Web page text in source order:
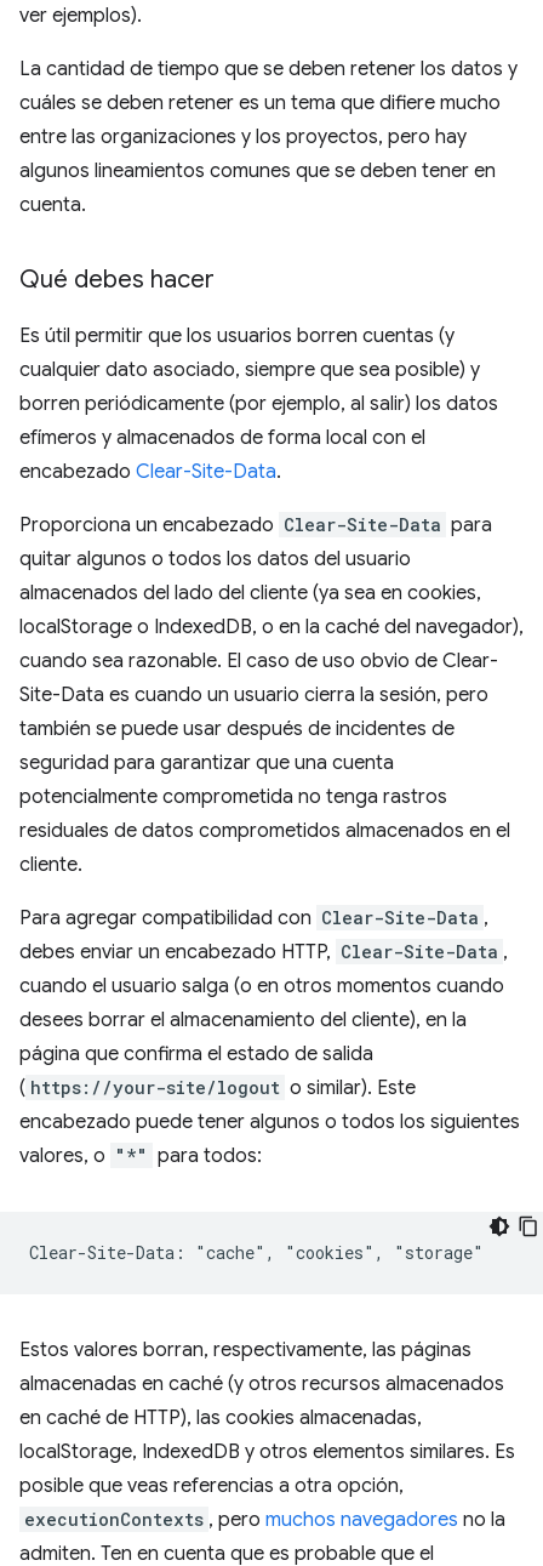
ver ejemplos).
La cantidad de tiempo que se deben retener los datos y
cuáles se deben retener es un tema que difiere mucho
entre las organizaciones y los proyectos, pero hay
algunos lineamientos comunes que se deben tener en
cuenta.
Qué debes hacer
Es útil permitir que los usuarios borren cuentas (y
cualquier dato asociado, siempre que sea posible) y
borren periódicamente (por ejemplo, al salir) los datos
efímeros y almacenados de forma local con el
encabezado Clear-Site-Data.
Proporciona un encabezado Clear-Site-Data para
quitar algunos o todos los datos del usuario
almacenados del lado del cliente (ya sea en cookies,
localStorage o IndexedDB, o en la caché del navegador),
cuando sea razonable. El caso de uso obvio de Clear-
Site-Data es cuando un usuario cierra la sesión, pero
también se puede usar después de incidentes de
seguridad para garantizar que una cuenta
potencialmente comprometida no tenga rastros
residuales de datos comprometidos almacenados en el
cliente.
Para agregar compatibilidad con Clear-Site-Data ,
debes enviar un encabezado HTTP, Clear-Site-Data ,
cuando el usuario salga (o en otros momentos cuando
desees borrar el almacenamiento del cliente), en la
página que confirma el estado de salida
( https://your-site/logout o similar). Este
encabezado puede tener algunos o todos los siguientes
valores, o "*" para todos:
Estos valores borran, respectivamente, las páginas
almacenadas en caché (y otros recursos almacenados
en caché de HTTP), las cookies almacenadas,
localStorage, IndexedDB y otros elementos similares. Es
posible que veas referencias a otra opción,
executionContexts , pero muchos navegadores no la
admiten. Ten en cuenta que es probable que el